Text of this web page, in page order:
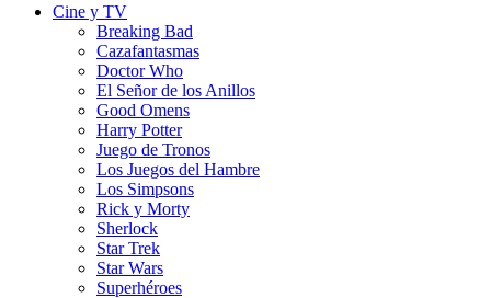
Cine y TV
Breaking Bad
Cazafantasmas
Doctor Who
El Señor de los Anillos
Good Omens
Harry Potter
Juego de Tronos
Los Juegos del Hambre
Los Simpsons
Rick y Morty
Sherlock
Star Trek
Star Wars
Superhéroes